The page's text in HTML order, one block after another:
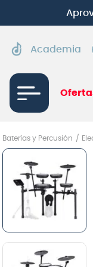
Academia
Baterías y Percusión